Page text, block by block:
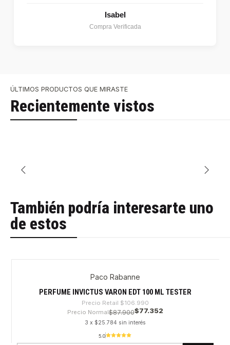
Isabel
Compra Verificada
ÚLTIMOS PRODUCTOS QUE MIRASTE
Recientemente vistos
También podría interesarte uno
de estos
Paco Rabanne
PERFUME INVICTUS VARON EDT 100 ML TESTER
Precio Retail $106.990
Precio Normal$87.900$77.352
3 x $25.784 sin interés
5.0